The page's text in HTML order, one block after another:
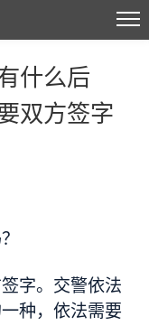
什么后
双方签字
字。交警依法
种，依法需要